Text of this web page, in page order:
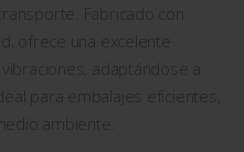
Fabricado con
ofrece una excelente
adaptándose a
para embalajes eficientes,
ambiente.